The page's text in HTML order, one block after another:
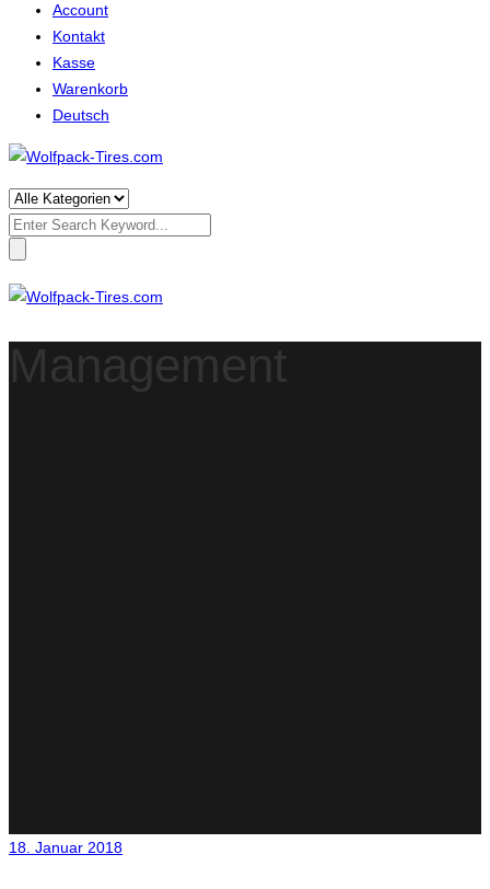
Account
Kontakt
Kasse
Warenkorb
Deutsch
Search
Management
18. Januar 2018